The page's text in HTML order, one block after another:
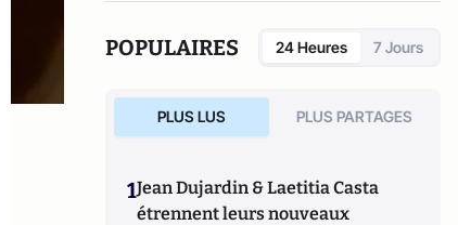
gourmandise et sexualité, le XXIème sexe,
l’addiction sexuelle, la fragilité masculine,
invitée du magazine
Sexualités Humaines
POPULAIRES 24 Heures 7 Jours
PLUS LUS PLUS PARTAGES
1Jean Dujardin & Laetitia Casta
étrennent leurs nouveaux